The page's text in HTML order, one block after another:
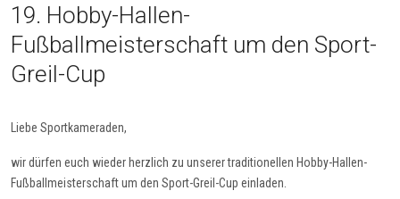
19. Hobby-Hallen-
Fußballmeisterschaft um den Sport-
Greil-Cup
Liebe Sportkameraden,
wir dürfen euch wieder herzlich zu unserer traditionellen Hobby-Hallen-
Fußballmeisterschaft um den Sport-Greil-Cup einladen.